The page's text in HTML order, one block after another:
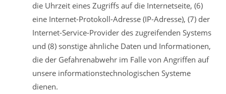
die Uhrzeit eines Zugriffs auf die Internetseite, (6)
eine Internet-Protokoll-Adresse (IP-Adresse), (7) der
Internet-Service-Provider des zugreifenden Systems
und (8) sonstige ähnliche Daten und Informationen,
die der Gefahrenabwehr im Falle von Angriffen auf
unsere informationstechnologischen Systeme
dienen.